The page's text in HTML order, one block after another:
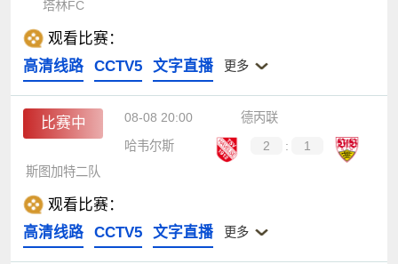
塔林FC
观看比赛：
高清线路
CCTV5 文字直播 更多
比赛中 08-08 20:00
德丙联
哈韦尔斯
2 :
1
斯图加特二队
观看比赛：
高清线路
CCTV5 文字直播 更多